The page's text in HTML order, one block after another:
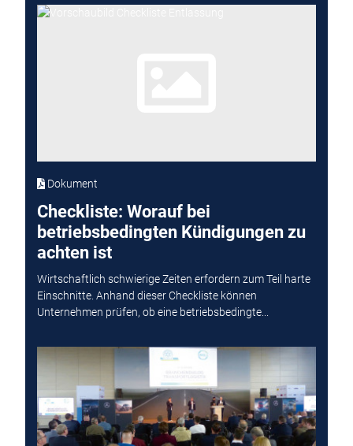
Dokument
Checkliste: Worauf bei
betriebsbedingten Kündigungen zu
achten ist
Wirtschaftlich schwierige Zeiten erfordern zum Teil harte
Einschnitte. Anhand dieser Checkliste können
Unternehmen prüfen, ob eine betriebsbedingte...